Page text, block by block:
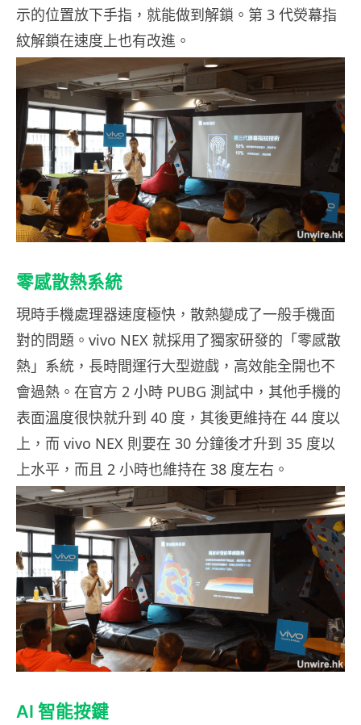
示的位置放下手指，就能做到解鎖。第 3 代熒幕指
紋解鎖在速度上也有改進。
零感散熱系統
現時手機處理器速度極快，散熱變成了一般手機面
對的問題。vivo NEX 就採用了獨家研發的「零感散
熱」系統，長時間運行大型遊戲，高效能全開也不
會過熱。在官方 2 小時 PUBG 測試中，其他手機的
表面溫度很快就升到 40 度，其後更維持在 44 度以
上，而 vivo NEX 則要在 30 分鐘後才升到 35 度以
上水平，而且 2 小時也維持在 38 度左右。
AI 智能按鍵